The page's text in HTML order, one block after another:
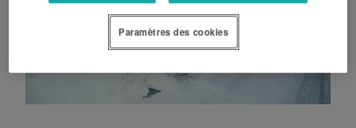
Paramètres des cookies